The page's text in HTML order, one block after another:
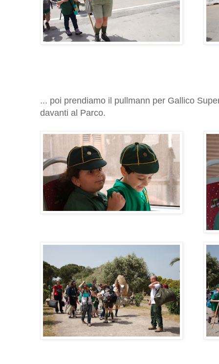
... poi prendiamo il pullmann per Gallico
davanti al Parco.